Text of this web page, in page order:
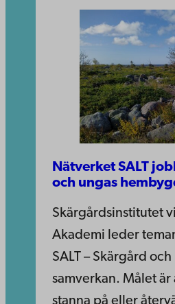
Nätverket SALT
och ungas
Skärgårdsinstitutet
Akademi leder
SALT – Skärgård
samverkan. Målet är
stanna på eller